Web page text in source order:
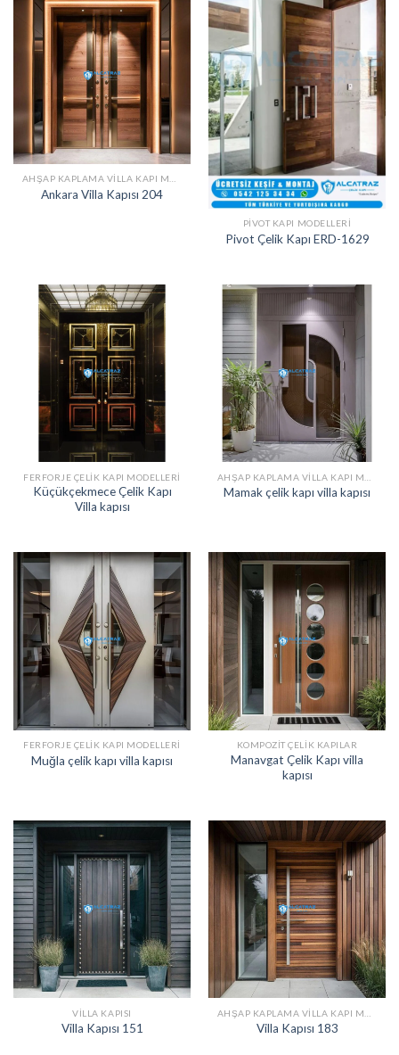
AHŞAP KAPLAMA VILLA KAPI MODELLERI
Ankara Villa Kapısı 204
PIVOT KAPI MODELLERI
Pivot Çelik Kapı ERD-1629
FERFORJE ÇELIK KAPI MODELLERI
Küçükçekmece Çelik Kapı
Villa kapısı
Mamak çelik kapı villa kapısı
FERFORJE ÇELIK KAPI MODELLERI
Muğla çelik kapı villa kapısı
KOMPOZIT ÇELIK KAPILAR
Manavgat Çelik Kapı villa
kapısı
VILLA KAPISI
Villa Kapısı 151 Villa Kapısı 183